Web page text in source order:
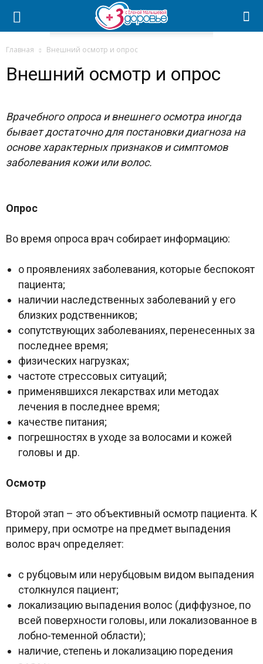
Главная Внешний осмотр и опрос
Внешний осмотр и опрос
Врачебного опроса и внешнего осмотра иногда
бывает достаточно для постановки диагноза на
основе характерных признаков и симптомов
заболевания кожи или волос.
Опрос
Во время опроса врач собирает информацию:
о проявлениях заболевания, которые беспокоят
пациента;
наличии наследственных заболеваний у его
близких родственников;
сопутствующих заболеваниях, перенесенных за
последнее время;
физических нагрузках;
частоте стрессовых ситуаций;
применявшихся лекарствах или методах
лечения в последнее время;
качестве питания;
погрешностях в уходе за волосами и кожей
головы и др.
Осмотр
Второй этап – это объективный осмотр пациента. К
примеру, при осмотре на предмет выпадения
волос врач определяет:
с рубцовым или нерубцовым видом выпадения
столкнулся пациент;
локализацию выпадения волос (диффузное, по
всей поверхности головы, или локализованное в
лобно-теменной области);
наличие, степень и локализацию поредения